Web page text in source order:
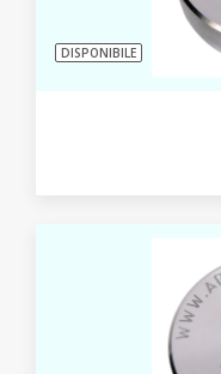
DISPONIBILE